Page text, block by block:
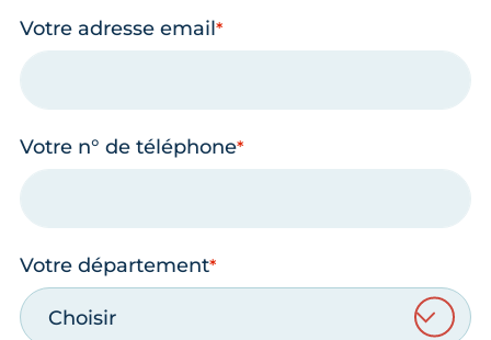
Votre adresse email
Votre n° de téléphone
Votre département
Choisir